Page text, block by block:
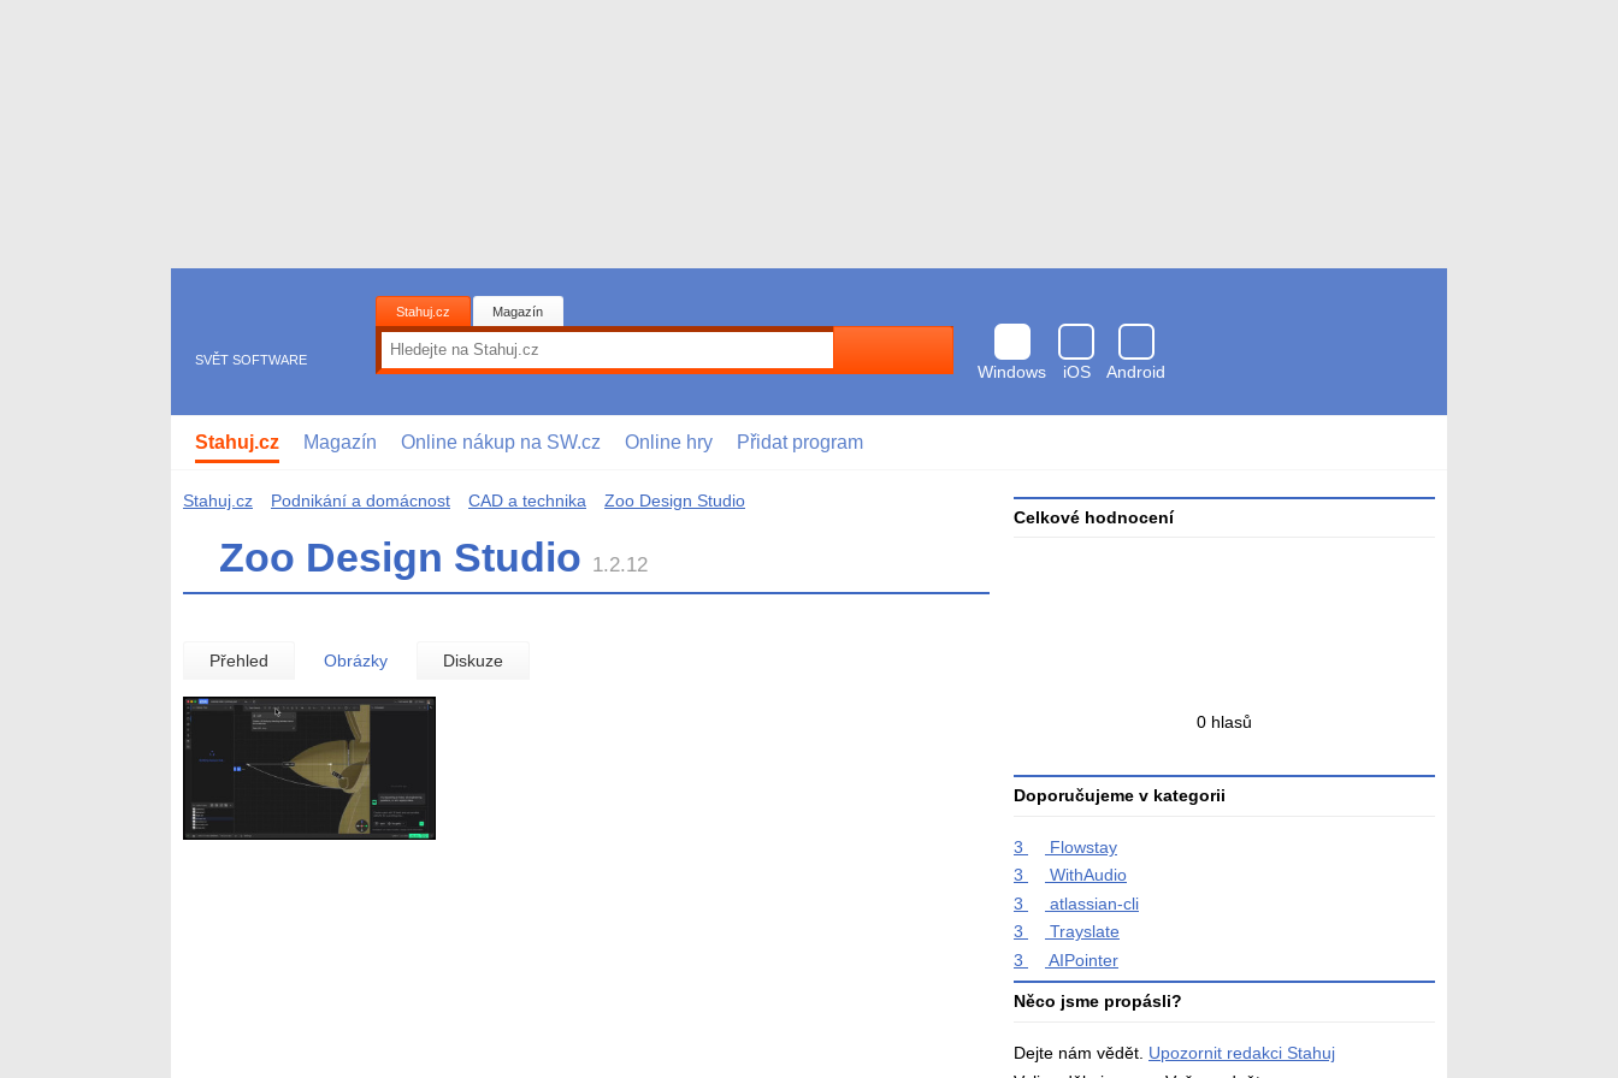
SVĚT SOFTWARE
Stahuj.cz Magazín
Windows
iOS
Android
antivirem
Stahuj.cz Magazín Online nákup na SW.cz Online hry Přidat program
Stahuj.cz Podnikání a domácnost CAD a technika Zoo Design Studio
Zoo Design Studio 1.2.12
Přehled Obrázky Diskuze
Celkové hodnocení
0 hlasů
Doporučujeme v kategorii
3
Flowstay
3
WithAudio
3
atlassian-cli
3
Trayslate
3
AIPointer
Něco jsme propásli?
Dejte nám vědět. Upozornit redakci Stahuj